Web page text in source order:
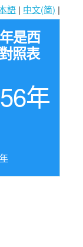
語 | 中文(简) |
是西
照表
年